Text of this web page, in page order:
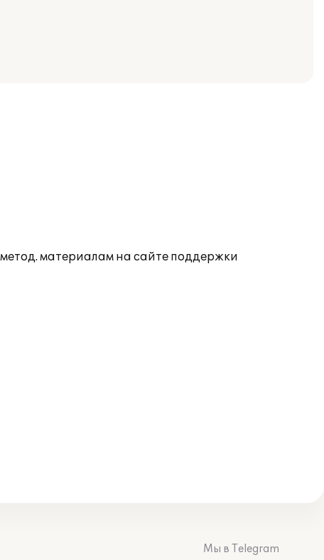
материалам на сайте поддержки
Мы в Telegram